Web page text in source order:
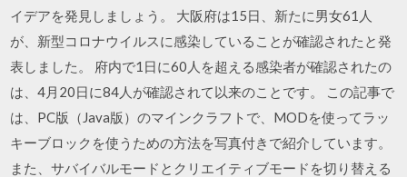
イデアを発見しましょう。 大阪府は15日、新たに男女61人
が、新型コロナウイルスに感染していることが確認されたと発
表しました。 府内で1日に60人を超える感染者が確認されたの
は、4月20日に84人が確認されて以来のことです。 この記事で
は、PC版（Java版）のマインクラフトで、MODを使ってラッ
キーブロックを使うための方法を写真付きで紹介しています。
また、サバイバルモードとクリエイティブモードを切り替える